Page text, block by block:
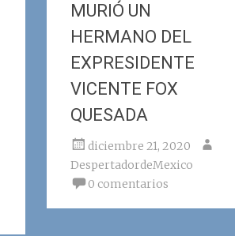
MURIÓ UN
HERMANO DEL
EXPRESIDENTE
VICENTE FOX
QUESADA
diciembre 21, 2020
DespertadordeMexico
0 comentarios